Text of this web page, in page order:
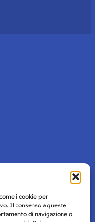
i cookie per
Il consenso a queste
di navigazione o